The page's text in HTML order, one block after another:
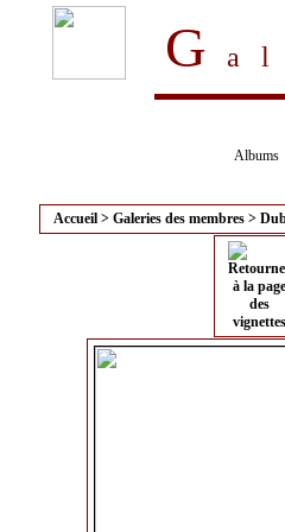
G
Albums
Accueil > Galeries des membres >